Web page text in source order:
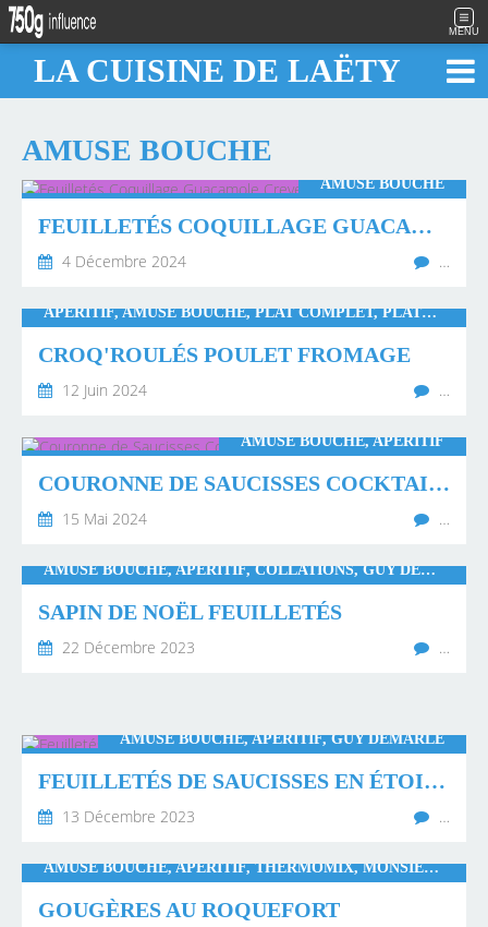
MENU
LA CUISINE DE LAËTY
AMUSE BOUCHE
AMUSE BOUCHE
FEUILLETÉS COQUILLAGE GUACAMOLE CREVETTE
4 Décembre 2024 …
APÉRITIF, AMUSE BOUCHE, PLAT COMPLET, PLATS GOURMANDS
CROQ'ROULÉS POULET FROMAGE
12 Juin 2024 …
AMUSE BOUCHE, APÉRITIF
COURONNE DE SAUCISSES COCKTAIL À LA MOUTARDE
15 Mai 2024 …
AMUSE BOUCHE, APÉRITIF, COLLATIONS, GUY DEMARLE
SAPIN DE NOËL FEUILLETÉS
22 Décembre 2023 …
AMUSE BOUCHE, APÉRITIF, GUY DEMARLE
FEUILLETÉS DE SAUCISSES EN ÉTOILE
13 Décembre 2023 …
AMUSE BOUCHE, APÉRITIF, THERMOMIX, MONSIEUR CUISINE CONNECT
GOUGÈRES AU ROQUEFORT